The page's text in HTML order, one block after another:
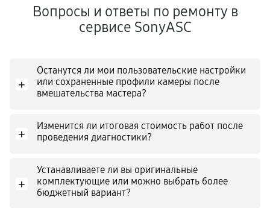
Вопросы и ответы по ремонту в
сервисе SonyASC
+
Останутся ли мои пользовательские настройки
или сохраненные профили камеры после
вмешательства мастера?
+
Изменится ли итоговая стоимость работ после
проведения диагностики?
+
Устанавливаете ли вы оригинальные
комплектующие или можно выбрать более
бюджетный вариант?